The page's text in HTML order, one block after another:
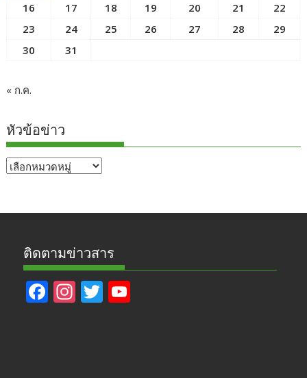
16
17 18 19 20 21
22
23
24 25 26 27 28
29
30
31
« ก.ค.
หัวข้อข่าว
หัวข้อ
ติดตามข่าวสาร
F In T